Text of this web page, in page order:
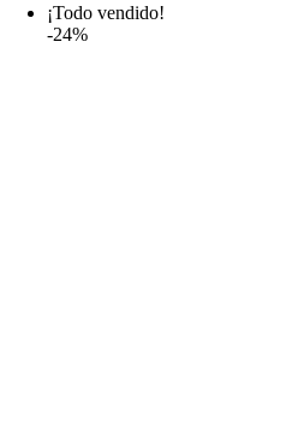
9,99€
¡Todo vendido!
-24%